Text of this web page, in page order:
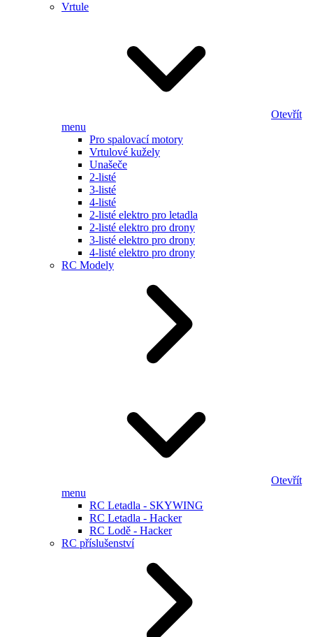
Vrtule
Otevřít
menu
Pro spalovací motory
Vrtulové kužely
Unašeče
2-listé
3-listé
4-listé
2-listé elektro pro letadla
2-listé elektro pro drony
3-listé elektro pro drony
4-listé elektro pro drony
RC Modely
Otevřít
menu
RC Letadla - SKYWING
RC Letadla - Hacker
RC Lodě - Hacker
RC příslušenství